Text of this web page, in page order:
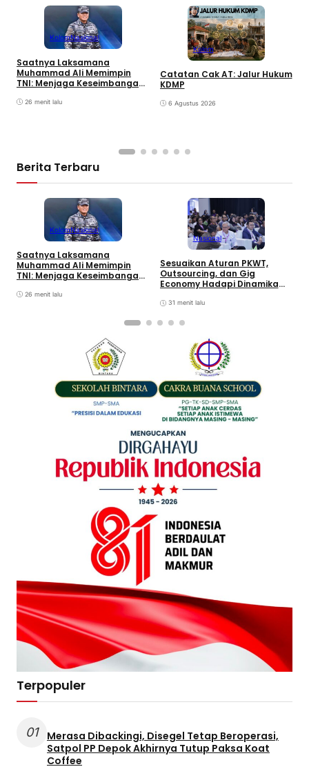
KolomNasional
Saatnya Laksamana
Muhammad Ali Memimpin
TNI: Menjaga Keseimbangan
Antarmatra
26 menit lalu
Kolom
Catatan Cak AT: Jalur Hukum
KDMP
6 Agustus 2026
Berita Terbaru
KolomNasional
Saatnya Laksamana
Muhammad Ali Memimpin
TNI: Menjaga Keseimbangan
Antarmatra
26 menit lalu
Nasional
Sesuaikan Aturan PKWT,
Outsourcing, dan Gig
Economy Hadapi Dinamika
31 menit lalu
Terpopuler
01
Merasa Dibackingi, Disegel Tetap Beroperasi,
Satpol PP Depok Akhirnya Tutup Paksa Koat
Coffee